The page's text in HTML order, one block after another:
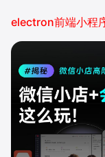
electron前端小程